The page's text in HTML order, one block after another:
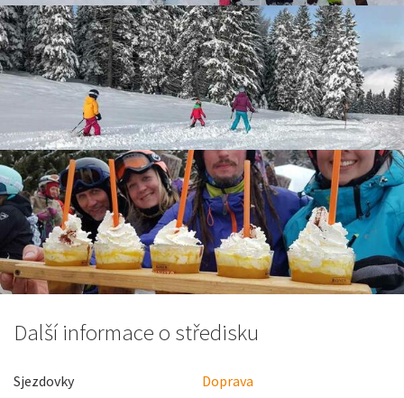
Další informace o středisku
Sjezdovky Doprava